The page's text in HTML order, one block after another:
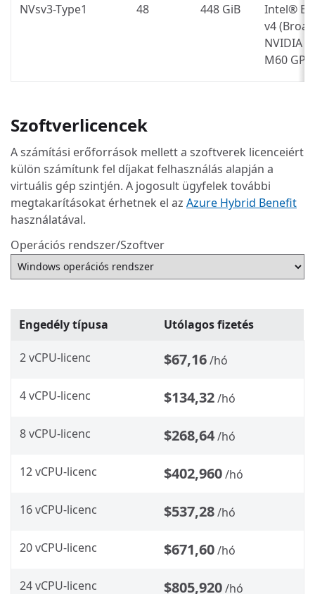
NVsv3-Type1 48 448 GiB
Intel®
v4
NVIDIA
M60
Szoftverlicencek
A számítási erőforrások mellett a szoftverek licenceiért
külön számítunk fel díjakat felhasználás alapján a
virtuális gép szintjén. A jogosult ügyfelek további
megtakarításokat érhetnek el az Azure Hybrid Benefit
használatával.
Operációs rendszer/Szoftver
Engedély típusa Utólagos fizetés
2 vCPU-licenc $67,16/hó
4 vCPU-licenc $134,32/hó
8 vCPU-licenc $268,64/hó
12 vCPU-licenc $402,960/hó
16 vCPU-licenc $537,28/hó
20 vCPU-licenc $671,60/hó
24 vCPU-licenc $805,920/hó